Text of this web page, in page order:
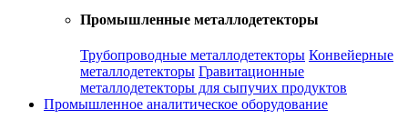
Промышленные металлодетекторы
Трубопроводные металлодетекторы Конвейерные
металлодетекторы Гравитационные
металлодетекторы для сыпучих продуктов
Промышленное аналитическое оборудование